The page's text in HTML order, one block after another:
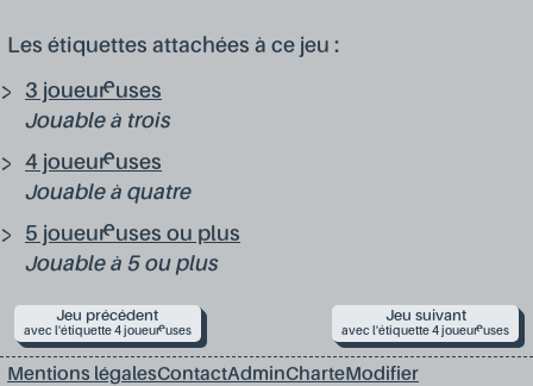
Les étiquettes attachées à ce jeu :
3 joueur·euses
Jouable à trois
4 joueur·euses
Jouable à quatre
5 joueur·euses ou plus
Jouable à 5 ou plus
Jeu précédent
avec l'étiquette 4 joueur·euses
Jeu suivant
avec l'étiquette 4 joueur·euses
Mentions légalesContactAdminCharteModifier